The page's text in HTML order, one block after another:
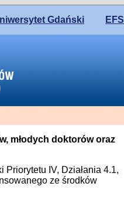
Gdański EFS
młodych doktorów oraz
IV, Działania 4.1,
ze środków